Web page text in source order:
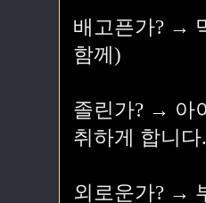
배고픈가? →
함께)
졸린가? → 아
취하게 합니다.
외로운가? →